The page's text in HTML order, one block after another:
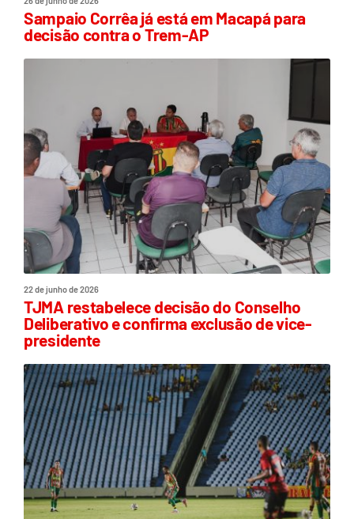
Sampaio Corrêa já está em Macapá para
decisão contra o Trem-AP
22 de junho de 2026
TJMA restabelece decisão do Conselho
Deliberativo e confirma exclusão de vice-
presidente